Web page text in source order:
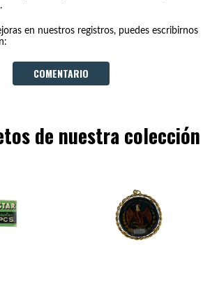
en nuestros registros, puedes escribirnos
COMENTARIO
de nuestra colección